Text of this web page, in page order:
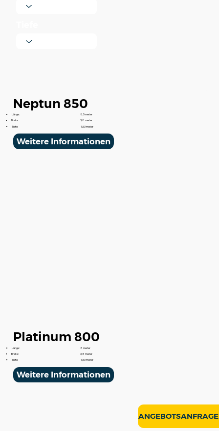
Neptun 850
Länge:
8,5 meter
Breite:
3,8 meter
Tiefe:
1,53 meter
Weitere Informationen
Platinum 800
Länge:
8 meter
Breite:
3,8 meter
Tiefe:
1,53 meter
Weitere Informationen
ANGEBOTSANFRAGE